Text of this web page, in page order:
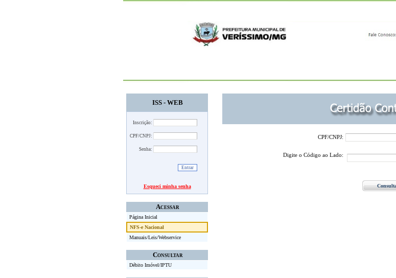
ISS - WEB
Inscrição:
CPF/CNPJ:
Senha:
Esqueci minha senha
Acessar
Página Inicial
NFS-e Nacional
Manuais/Leis/Webservice
Consultar
Débito Imóvel/IPTU
CPF/CNPJ:
Digite o Código ao Lado: